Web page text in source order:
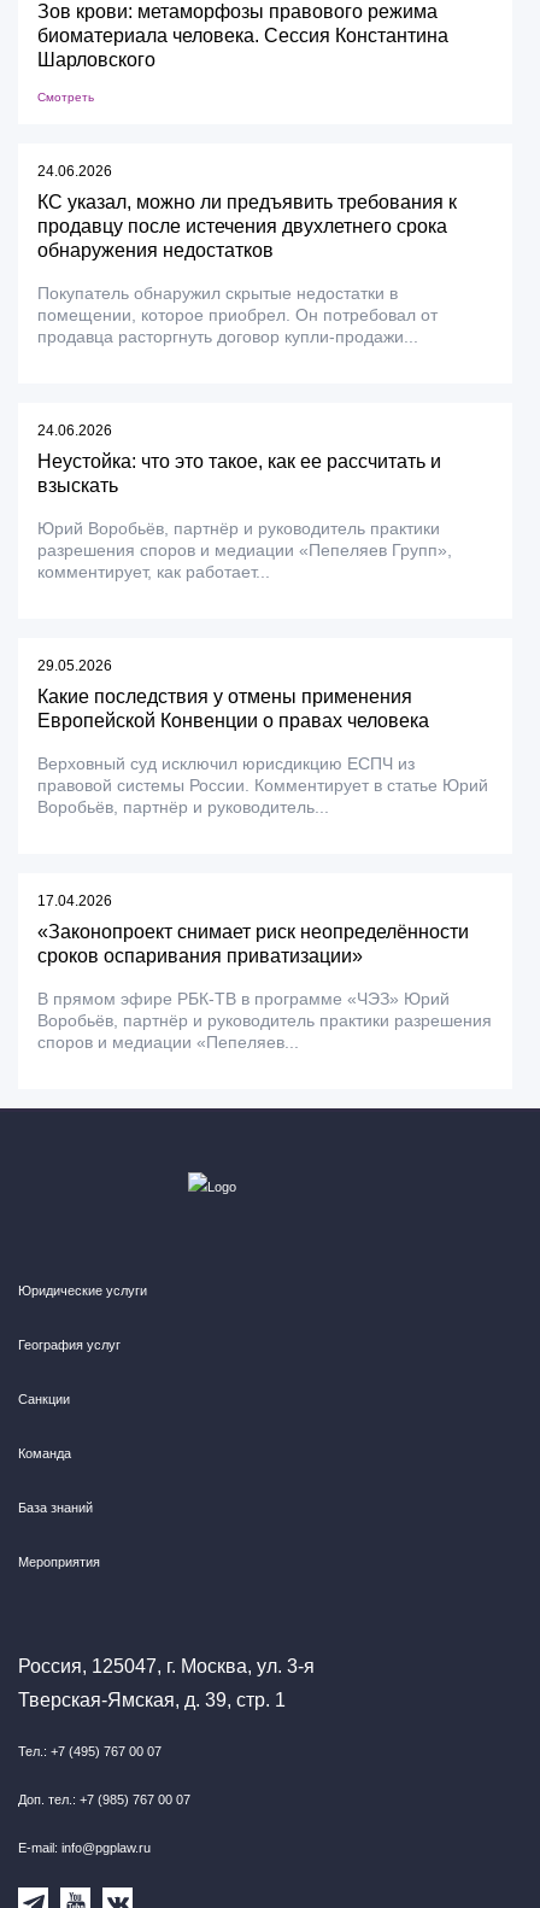
Зов крови: метаморфозы правового режима
биоматериала человека. Сессия Константина
Шарловского
Смотреть
24.06.2026
КС указал, можно ли предъявить требования к
продавцу после истечения двухлетнего срока
обнаружения недостатков
Покупатель обнаружил скрытые недостатки в
помещении, которое приобрел. Он потребовал от
продавца расторгнуть договор купли-продажи...
24.06.2026
Неустойка: что это такое, как ее рассчитать и
взыскать
Юрий Воробьёв, партнёр и руководитель практики
разрешения споров и медиации «Пепеляев Групп»,
комментирует, как работает...
29.05.2026
Какие последствия у отмены применения
Европейской Конвенции о правах человека
Верховный суд исключил юрисдикцию ЕСПЧ из
правовой системы России. Комментирует в статье Юрий
Воробьёв, партнёр и руководитель...
17.04.2026
«Законопроект снимает риск неопределённости
сроков оспаривания приватизации»
В прямом эфире РБК-ТВ в программе «ЧЭЗ» Юрий
Воробьёв, партнёр и руководитель практики разрешения
споров и медиации «Пепеляев...
Юридические услуги
География услуг
Санкции
Команда
База знаний
Мероприятия
Россия, 125047, г. Москва, ул. 3-я
Тверская-Ямская, д. 39, стр. 1
Тел.: +7 (495) 767 00 07
Доп. тел.: +7 (985) 767 00 07
E-mail: info@pgplaw.ru